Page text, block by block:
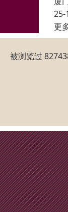
25-
更
被浏览过